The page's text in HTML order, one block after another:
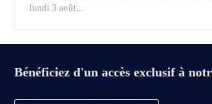
lundi 3 août...
Bénéficiez d'un accès exclusif à